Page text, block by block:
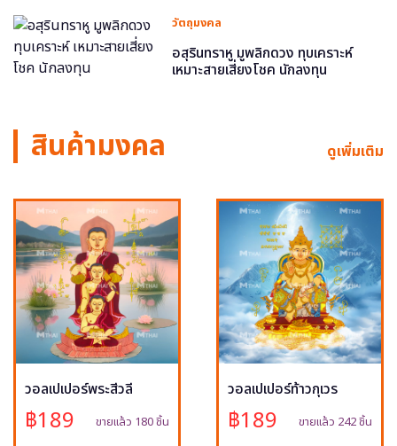
วัตถุมงคล
อสุรินทราหู มูพลิกดวง ทุบเคราะห์
เหมาะสายเสี่ยงโชค นักลงทุน
สินค้ามงคล ดูเพิ่มเติม
วอลเปเปอร์พระสีวลี
฿189 ขายแล้ว 180 ชิ้น
วอลเปเปอร์ท้าวกุเวร
฿189 ขายแล้ว 242 ชิ้น